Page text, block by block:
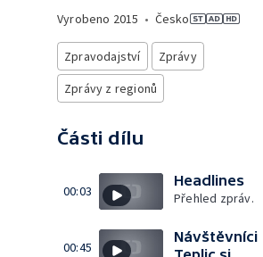
Vyrobeno 2015 • Česko
Zpravodajství
Zprávy
Zprávy z regionů
Části dílu
00:03
Headlines
Přehled zpráv.
00:45
Návštěvníci